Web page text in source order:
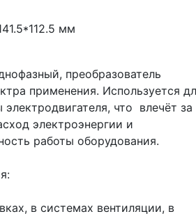
мм
преобразователь
применения. Используется
что влечёт за
электроэнергии и
работы оборудования.
в системах вентиляции, в